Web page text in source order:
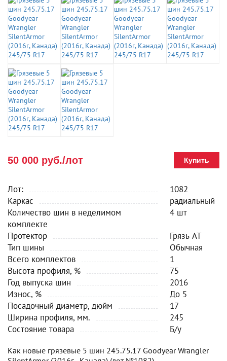
50 000 руб./лот Купить
Лот:
1082
Каркас
радиальный
Количество шин в неделимом
комплекте
4 шт
Протектор
Грязь AT
Тип шины
Обычная
Всего комплектов
1
Высота профиля, %
75
Год выпуска шин
2016
Износ, %
До 5
Посадочный диаметр, дюйм
17
Ширина профиля, мм.
245
Состояние товара
Б/у
Как новые грязевые 5 шин 245.75.17 Goodyear Wrangler